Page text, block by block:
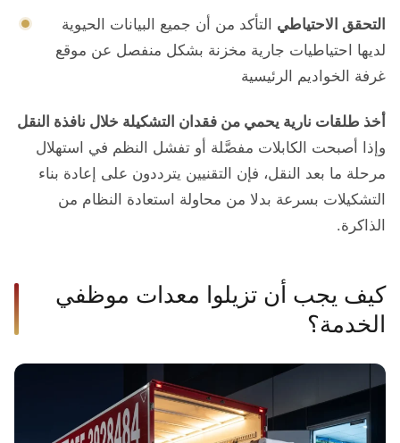
التحقق الاحتياطي التأكد من أن جميع البيانات الحيوية
لديها احتياطيات جارية مخزنة بشكل منفصل عن موقع
غرفة الخواديم الرئيسية
أخذ طلقات نارية يحمي من فقدان التشكيلة خلال نافذة النقل
وإذا أصبحت الكابلات مفصَّلة أو تفشل النظم في استهلال
مرحلة ما بعد النقل، فإن التقنيين يترددون على إعادة بناء
التشكيلات بسرعة بدلا من محاولة استعادة النظام من
الذاكرة.
كيف يجب أن تزيلوا معدات موظفي
الخدمة؟